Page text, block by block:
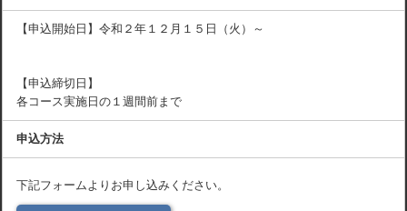
【申込開始日】令和２年１２月１５日（火）～
【申込締切日】
各コース実施日の１週間前まで
申込方法
下記フォームよりお申し込みください。